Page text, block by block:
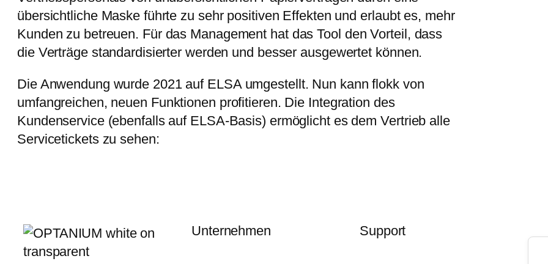
übersichtliche Maske führte zu sehr positiven Effekten und erlaubt es, mehr
Kunden zu betreuen. Für das Management hat das Tool den Vorteil, dass
die Verträge standardisierter werden und besser ausgewertet können.
Die Anwendung wurde 2021 auf ELSA umgestellt. Nun kann flokk von
umfangreichen, neuen Funktionen profitieren. Die Integration des
Kundenservice (ebenfalls auf ELSA-Basis) ermöglicht es dem Vertrieb alle
Servicetickets zu sehen:
Unternehmen Support